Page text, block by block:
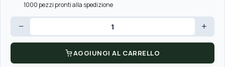
1000 pezzi pronti alla spedizione
− +
AGGIUNGI AL CARRELLO